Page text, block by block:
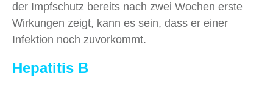
der Impfschutz bereits nach zwei Wochen erste
Wirkungen zeigt, kann es sein, dass er einer
Infektion noch zuvorkommt.
Hepatitis B